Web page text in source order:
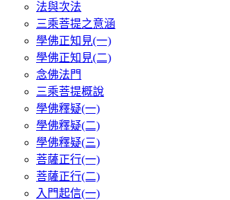
法與次法
三乘菩提之意涵
學佛正知見(一)
學佛正知見(二)
念佛法門
三乘菩提概說
學佛釋疑(一)
學佛釋疑(二)
學佛釋疑(三)
菩薩正行(一)
菩薩正行(二)
入門起信(一)